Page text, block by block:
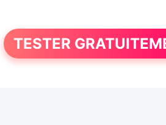
TESTER